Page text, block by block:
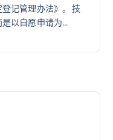
记管理办法》。 技
以自愿申请为…